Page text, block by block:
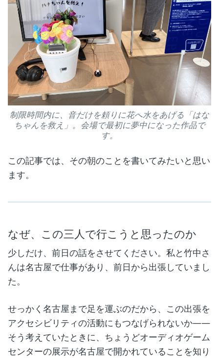
制限時間内に、音だけを頼りに花へ水をあげる「はな
ちゃんを救え」。会場で最初に夢中になった作品で
す。
この記事では、その朝のことを書いてみたいと思い
ます。
なぜ、この三人で行こうと思ったのか
少しだけ、前日の話をさせてください。私と竹中さ
んは名古屋で仕事があり、前日から出張していまし
た。
せっかく名古屋まで足を運ぶのだから、この出張を
アクセシビリティの活動にもつなげられないか——
そう考えていたときに、ちょうどオーディオゲーム
センターの展示が名古屋で開かれていることを知り